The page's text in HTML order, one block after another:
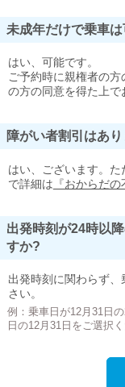
未成年だけで乗車
はい、可能です。
ご予約時に親権者の
の方の同意を得た上で
障がい者割引はあり
はい、ございます。
で詳細は 『おからだの
出発時刻が24時以
すか?
出発時刻に関わらず
さい。
例：乗車日が12月31日
日の12月31日をご選択く